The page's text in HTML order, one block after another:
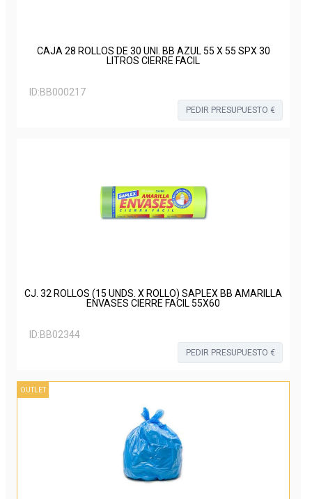
CAJA 28 ROLLOS DE 30 UNI. BB AZUL 55 X 55 SPX 30
LITROS CIERRE FACIL
ID:BB000217
PEDIR PRESUPUESTO €
CJ. 32 ROLLOS (15 UNDS. X ROLLO) SAPLEX BB AMARILLA
ENVASES CIERRE FACIL 55X60
ID:BB02344
PEDIR PRESUPUESTO €
OUTLET